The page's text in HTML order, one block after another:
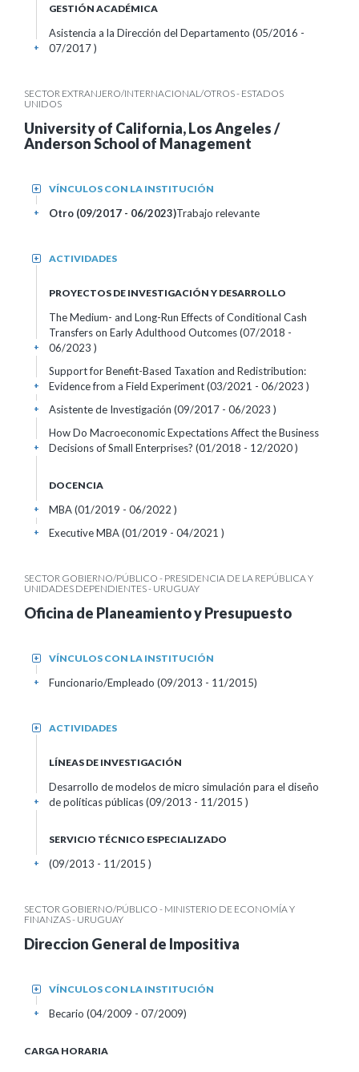
GESTIÓN ACADÉMICA
Asistencia a la Dirección del Departamento (05/2016 -
07/2017 )
+
SECTOR EXTRANJERO/INTERNACIONAL/OTROS - ESTADOS
UNIDOS
University of California, Los Angeles /
Anderson School of Management
VÍNCULOS CON LA INSTITUCIÓN
+
Otro (09/2017 - 06/2023)Trabajo relevante
+
ACTIVIDADES
+
PROYECTOS DE INVESTIGACIÓN Y DESARROLLO
The Medium- and Long-Run Effects of Conditional Cash
Transfers on Early Adulthood Outcomes (07/2018 -
06/2023 )
+
Support for Benefit-Based Taxation and Redistribution:
Evidence from a Field Experiment (03/2021 - 06/2023 )
+
Asistente de Investigación (09/2017 - 06/2023 )
+
How Do Macroeconomic Expectations Affect the Business
Decisions of Small Enterprises? (01/2018 - 12/2020 )
+
DOCENCIA
MBA (01/2019 - 06/2022 )
+
Executive MBA (01/2019 - 04/2021 )
+
SECTOR GOBIERNO/PÚBLICO - PRESIDENCIA DE LA REPÚBLICA Y
UNIDADES DEPENDIENTES - URUGUAY
Oficina de Planeamiento y Presupuesto
VÍNCULOS CON LA INSTITUCIÓN
+
Funcionario/Empleado (09/2013 - 11/2015)
+
ACTIVIDADES
+
LÍNEAS DE INVESTIGACIÓN
Desarrollo de modelos de micro simulación para el diseño
de políticas públicas (09/2013 - 11/2015 )
+
SERVICIO TÉCNICO ESPECIALIZADO
(09/2013 - 11/2015 )
+
SECTOR GOBIERNO/PÚBLICO - MINISTERIO DE ECONOMÍA Y
FINANZAS - URUGUAY
Direccion General de Impositiva
VÍNCULOS CON LA INSTITUCIÓN
+
Becario (04/2009 - 07/2009)
+
CARGA HORARIA